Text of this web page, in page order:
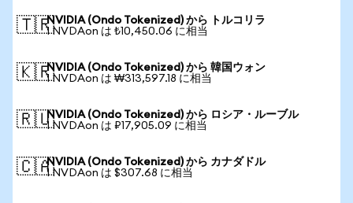
🇹🇷NVIDIA (Ondo Tokenized) から トルコリラ
1 NVDAon は ₺10,450.06 に相当
🇰🇷NVIDIA (Ondo Tokenized) から 韓国ウォン
1 NVDAon は ₩313,597.18 に相当
🇷🇺NVIDIA (Ondo Tokenized) から ロシア・ルーブル
1 NVDAon は ₽17,905.09 に相当
🇨🇦NVIDIA (Ondo Tokenized) から カナダドル
1 NVDAon は $307.68 に相当